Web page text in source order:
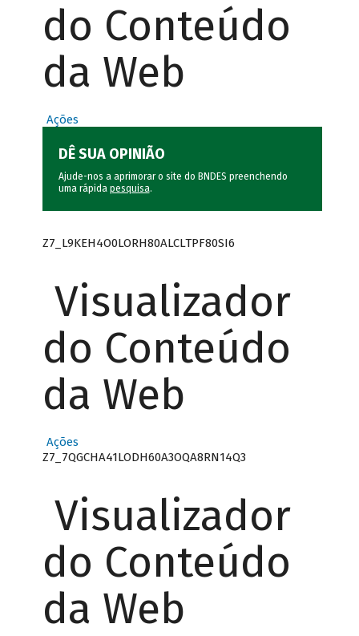
do Conteúdo
da Web
Ações
DÊ SUA OPINIÃO
Ajude-nos a aprimorar o site do BNDES preenchendo
uma rápida pesquisa.
Z7_L9KEH4O0LORH80ALCLTPF80SI6
Visualizador
do Conteúdo
da Web
Ações
Z7_7QGCHA41LODH60A3OQA8RN14Q3
Visualizador
do Conteúdo
da Web